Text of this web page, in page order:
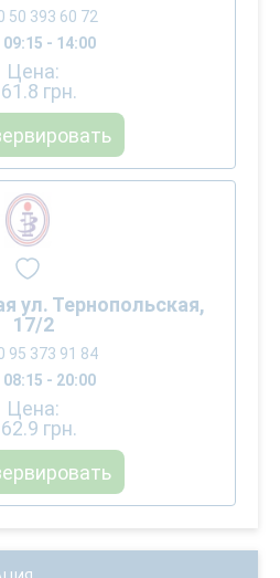
50 393 60 72
- 14:00
Цена:
грн.
ул. Тернопольская,
17/2
95 373 91 84
- 20:00
Цена:
грн.